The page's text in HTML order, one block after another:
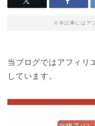
※本記事にはア
当ブログではアフィリ
しています。